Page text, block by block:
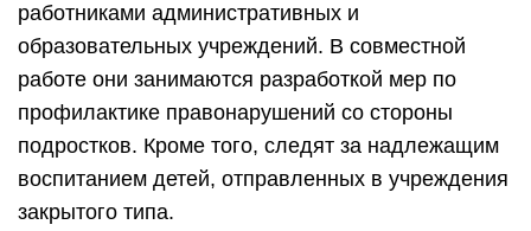
работниками административных и
образовательных учреждений. В совместной
работе они занимаются разработкой мер по
профилактике правонарушений со стороны
подростков. Кроме того, следят за надлежащим
воспитанием детей, отправленных в учреждения
закрытого типа.